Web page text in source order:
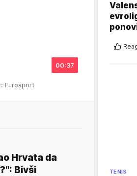
00:37
Eurosport
Hrvata da
Bivši
TENIS